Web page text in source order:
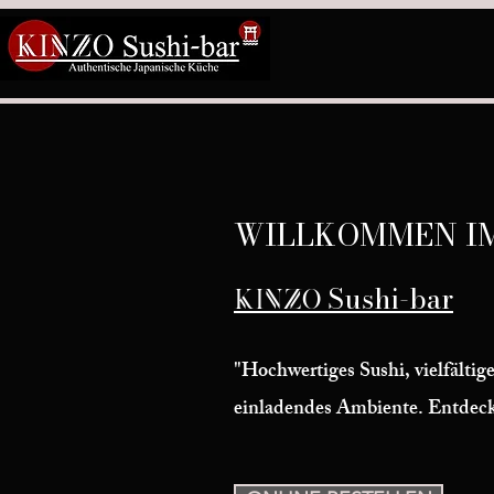
WILLKOMMEN
KINZO Sushi-bar
"Hochwertiges Sushi,
einladendes Ambiente.